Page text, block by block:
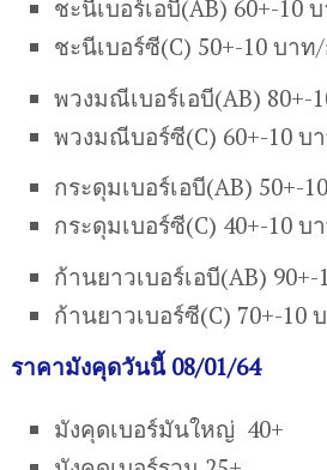
ชะนีเบอร์เอบี(AB) 60+-10
ชะนีเบอร์ซี(C) 50+-10 บาท
พวงมณีเบอร์เอบี(AB) 80+-
พวงมณีบอร์ซี(C) 60+-10 บ
กระดุมเบอร์เอบี(AB) 50+-
กระดุมเบอร์ซี(C) 40+-10 บ
ก้านยาวเบอร์เอบี(AB)
ก้านยาวเบอร์ซี(C) 70+-10
ราคามังคุดวันนี้ 08/01/64
มังคุดเบอร์มันใหญ่ 40+